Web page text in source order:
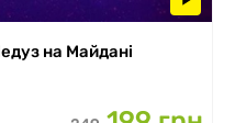
на Майдані